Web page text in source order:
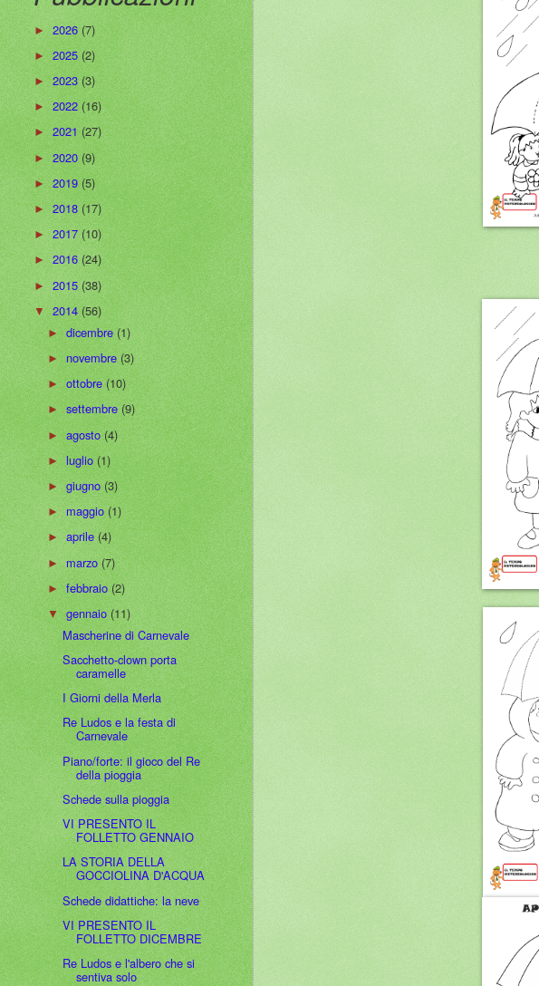
►2026(7)
►2025(2)
►2023(3)
►2022(16)
►2021(27)
►2020(9)
►2019(5)
►2018(17)
► 2017(10)
►2016(24)
►2015(38)
▼2014(56)
►dicembre(1)
►novembre(3)
►ottobre(10)
►settembre(9)
►agosto(4)
►luglio(1)
►giugno(3)
►maggio(1)
►aprile(4)
►marzo(7)
►febbraio(2)
▼gennaio(11)
Mascherine di Carnevale
Sacchetto-clown porta
caramelle
I Giorni della Merla
Re Ludos e la festa di
Carnevale
Piano/forte: il gioco del Re
della pioggia
Schede sulla pioggia
VI PRESENTO IL
FOLLETTO GENNAIO
LA STORIA DELLA
GOCCIOLINA D'ACQUA
Schede didattiche: la neve
VI PRESENTO IL
FOLLETTO DICEMBRE
Re Ludos e l'albero che si
sentiva solo